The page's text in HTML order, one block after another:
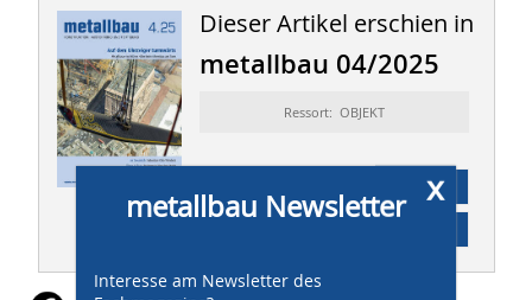
Dieser Artikel erschien in
metallbau 04/2025
Ressort: OBJEKT
x
metallbau Newsletter
Interesse am Newsletter des